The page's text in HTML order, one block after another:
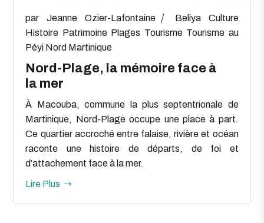
Nord-Plage, la mémoire face à
la mer
parJeanne Ozier-Lafontaine Beliya
Culture
Histoire Patrimoine Plages Tourisme Tourisme au
Péyi Nord Martinique
À Macouba, commune la plus septentrionale de
Martinique, Nord-Plage occupe une place à part.
Ce quartier accroché entre falaise, rivière et océan
raconte une histoire de départs, de foi et
d’attachement face à la mer.
Lire Plus